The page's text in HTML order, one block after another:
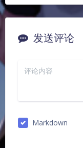
发送评论
Markdown